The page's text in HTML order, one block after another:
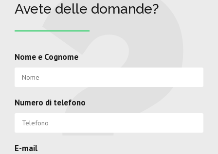
Avete delle domande?
Nome e Cognome
Numero di telefono
E-mail